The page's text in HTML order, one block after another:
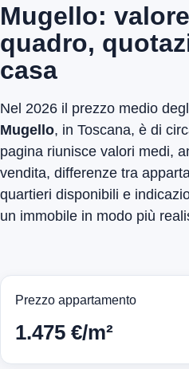
Mugello:
quadro,
casa
Nel 2026 il prezzo medio
Mugello, in Toscana, è di
pagina riunisce valori medi,
vendita, differenze tra
quartieri disponibili e
un immobile in modo più
Prezzo appartamento
1.475 €/m²